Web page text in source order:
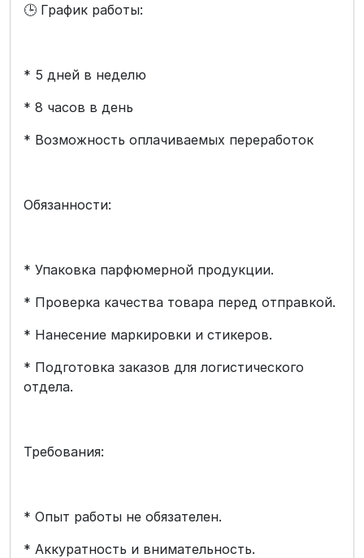
🕒 График работы:
* 5 дней в неделю
* 8 часов в день
* Возможность оплачиваемых переработок
Обязанности:
* Упаковка парфюмерной продукции.
* Проверка качества товара перед отправкой.
* Нанесение маркировки и стикеров.
* Подготовка заказов для логистического
отдела.
Требования:
* Опыт работы не обязателен.
* Аккуратность и внимательность.